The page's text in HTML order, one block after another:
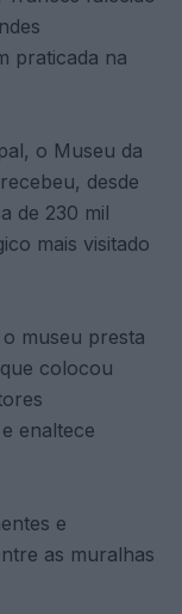
praticada na
o Museu da
desde
de 230 mil
mais visitado
museu presta
colocou
enaltece
e
as muralhas